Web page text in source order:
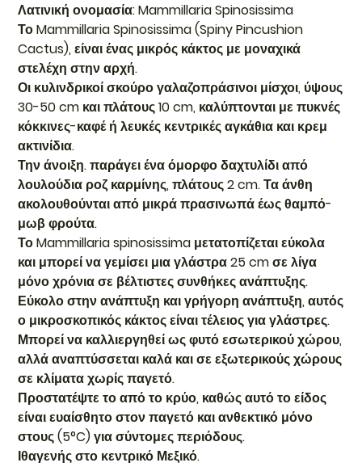
Λατινική ονομασία: Mammillaria Spinosissima
Το Mammillaria Spinosissima (Spiny Pincushion
Cactus), είναι ένας μικρός κάκτος με μοναχικά
στελέχη στην αρχή.
Οι κυλινδρικοί σκούρο γαλαζοπράσινοι μίσχοι, ύψους
30-50 cm και πλάτους 10 cm, καλύπτονται με πυκνές
κόκκινες-καφέ ή λευκές κεντρικές αγκάθια και κρεμ
ακτινίδια.
Την άνοιξη. παράγει ένα όμορφο δαχτυλίδι από
λουλούδια ροζ καρμίνης, πλάτους 2 cm. Τα άνθη
ακολουθούνται από μικρά πρασινωπά έως θαμπό-
μωβ φρούτα.
Το Mammillaria spinosissima μετατοπίζεται εύκολα
και μπορεί να γεμίσει μια γλάστρα 25 cm σε λίγα
μόνο χρόνια σε βέλτιστες συνθήκες ανάπτυξης.
Εύκολο στην ανάπτυξη και γρήγορη ανάπτυξη, αυτός
ο μικροσκοπικός κάκτος είναι τέλειος για γλάστρες.
Μπορεί να καλλιεργηθεί ως φυτό εσωτερικού χώρου,
αλλά αναπτύσσεται καλά και σε εξωτερικούς χώρους
σε κλίματα χωρίς παγετό.
Προστατέψτε το από το κρύο, καθώς αυτό το είδος
είναι ευαίσθητο στον παγετό και ανθεκτικό μόνο
στους (5°C) για σύντομες περιόδους.
Ιθαγενής στο κεντρικό Μεξικό.